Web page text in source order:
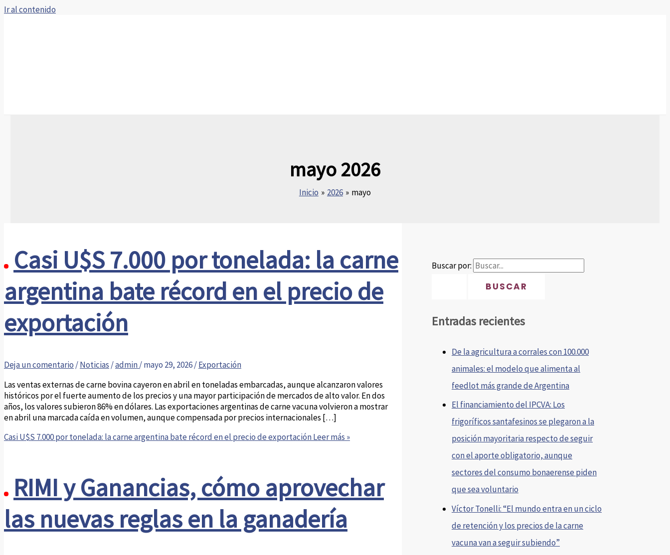
Ir al contenido
mayo 2026
Inicio 2026 mayo
Casi U$S 7.000 por tonelada: la carne
argentina bate récord en el precio de
exportación
Deja un comentario /Noticias /admin/mayo 29, 2026/Exportación
Las ventas externas de carne bovina cayeron en abril en toneladas embarcadas, aunque alcanzaron valores
históricos por el fuerte aumento de los precios y una mayor participación de mercados de alto valor. En dos
años, los valores subieron 86% en dólares. Las exportaciones argentinas de carne vacuna volvieron a mostrar
en abril una marcada caída en volumen, aunque compensada por precios internacionales […]
Casi U$S 7.000 por tonelada: la carne argentina bate récord en el precio de exportaciónLeer más »
RIMI y Ganancias, cómo aprovechar
las nuevas reglas en la ganadería
Buscar por:
Entradas recientes
De la agricultura a corrales con 100.000
animales: el modelo que alimenta al
feedlot más grande de Argentina
El financiamiento del IPCVA: Los
frigoríficos santafesinos se plegaron a la
posición mayoritaria respecto de seguir
con el aporte obligatorio, aunque
sectores del consumo bonaerense piden
que sea voluntario
Víctor Tonelli: “El mundo entra en un ciclo
de retención y los precios de la carne
vacuna van a seguir subiendo”